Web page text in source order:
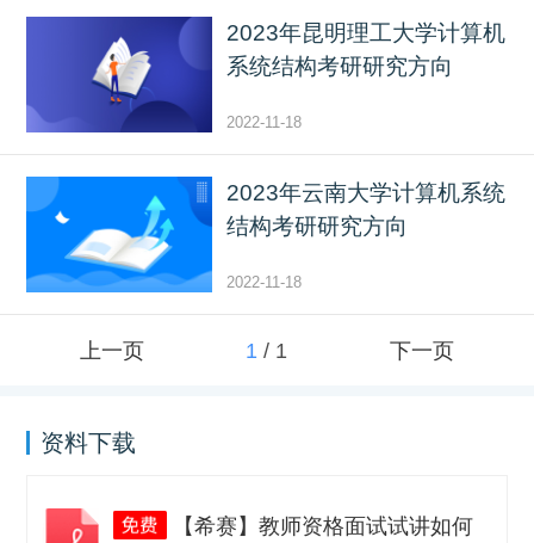
2023年昆明理工大学计算机
系统结构考研研究方向
2022-11-18
2023年云南大学计算机系统
结构考研研究方向
2022-11-18
上一页 1 / 1 下一页
资料下载
【希赛】教师资格面试试讲如何